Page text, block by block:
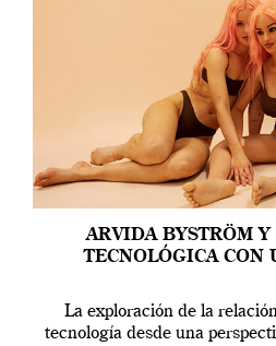
ARVIDA BYSTRÖM Y
TECNOLÓGICA CON
La exploración de la
tecnología desde una